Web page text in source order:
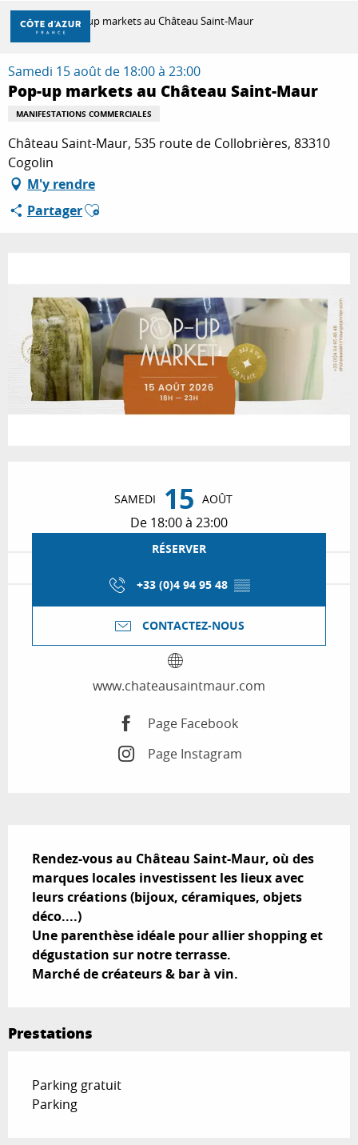
Aller
contenu
principal
DÉCOUVRIR
À FAIRE
SÉJOURNER
Accueil Pop-up markets au Château Saint-Maur
Samedi 15 août de 18:00 à 23:00
Pop-up markets au Château Saint-Maur
MANIFESTATIONS COMMERCIALES
Château Saint-Maur, 535 route de Collobrières, 83310
Cogolin
M'y rendre
PartagerAjouter aux favoris
SAMEDI 15 AOÛT
De 18:00 à 23:00
RÉSERVER
+33 (0)4 94 95 48 ▒▒
CONTACTEZ-NOUS
www.chateausaintmaur.com
Page Facebook
Page Instagram
Rendez-vous au Château Saint-Maur, où des
marques locales investissent les lieux avec
leurs créations (bijoux, céramiques, objets
déco....)
Une parenthèse idéale pour allier shopping et
dégustation sur notre terrasse.
Marché de créateurs & bar à vin.
Prestations
Parking gratuit
Parking